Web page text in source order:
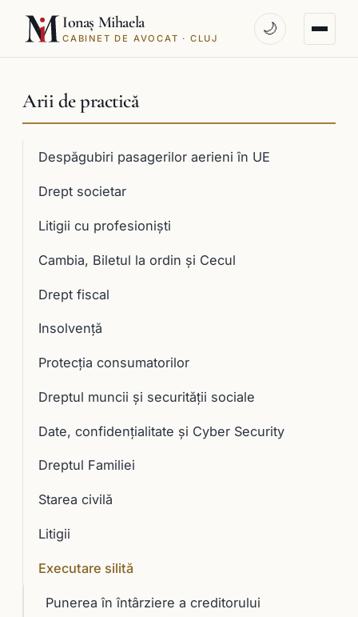
Ionaș Mihaela
CABINET DE AVOCAT · CLUJ
🌙
Arii de practică
Despăgubiri pasagerilor aerieni în UE
Drept societar
Litigii cu profesioniști
Cambia, Biletul la ordin și Cecul
Drept fiscal
Insolvență
Protecția consumatorilor
Dreptul muncii și securității sociale
Date, confidențialitate și Cyber Security
Dreptul Familiei
Starea civilă
Litigii
Executare silită
Punerea în întârziere a creditorului